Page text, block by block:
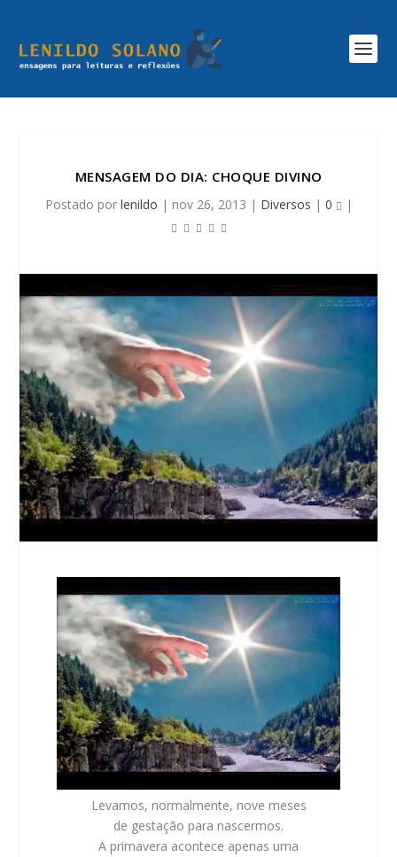
MENSAGEM DO DIA: CHOQUE DIVINO
Postado por lenildo | nov 26, 2013 | Diversos | 0 |
Levamos, normalmente, nove meses
de gestação para nascermos.
A primavera acontece apenas uma